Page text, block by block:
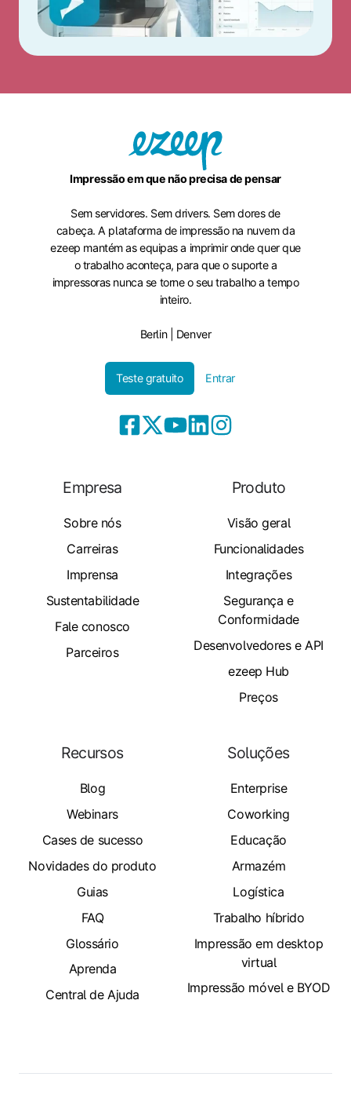
Impressão em que não precisa de pensar
Sem servidores. Sem drivers. Sem dores de
cabeça. A plataforma de impressão na nuvem da
ezeep mantém as equipas a imprimir onde quer que
o trabalho aconteça, para que o suporte a
impressoras nunca se torne o seu trabalho a tempo
inteiro.
Berlin | Denver
Teste gratuito Entrar
Empresa
Sobre nós
Carreiras
Imprensa
Sustentabilidade
Fale conosco
Parceiros
Produto
Visão geral
Funcionalidades
Integrações
Segurança e
Conformidade
Desenvolvedores e API
ezeep Hub
Preços
Recursos
Blog
Webinars
Cases de sucesso
Novidades do produto
Guias
FAQ
Glossário
Aprenda
Central de Ajuda
Soluções
Enterprise
Coworking
Educação
Armazém
Logística
Trabalho híbrido
Impressão em desktop
virtual
Impressão móvel e BYOD